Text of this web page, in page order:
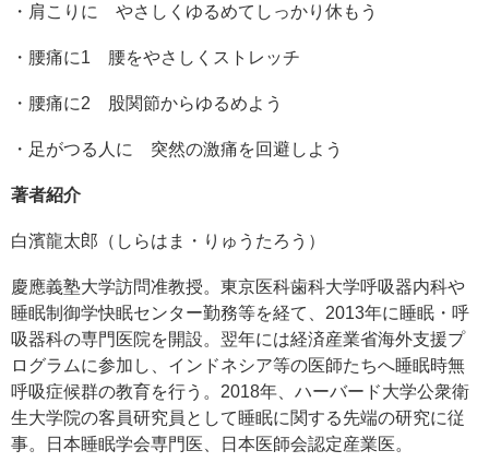
・肩こりに やさしくゆるめてしっかり休もう
・腰痛に1 腰をやさしくストレッチ
・腰痛に2 股関節からゆるめよう
・足がつる人に 突然の激痛を回避しよう
著者紹介
白濱龍太郎（しらはま・りゅうたろう）
慶應義塾大学訪問准教授。東京医科歯科大学呼吸器内科や
睡眠制御学快眠センター勤務等を経て、2013年に睡眠・呼
吸器科の専門医院を開設。翌年には経済産業省海外支援プ
ログラムに参加し、インドネシア等の医師たちへ睡眠時無
呼吸症候群の教育を行う。2018年、ハーバード大学公衆衛
生大学院の客員研究員として睡眠に関する先端の研究に従
事。日本睡眠学会専門医、日本医師会認定産業医。